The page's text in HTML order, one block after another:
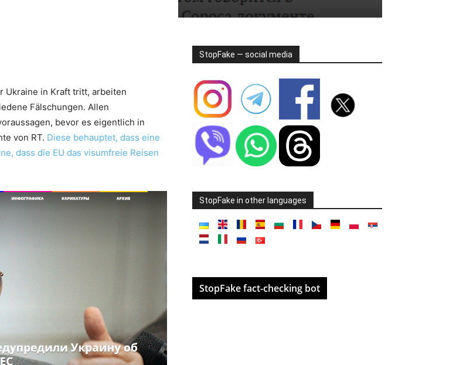
Ukraine in Kraft tritt, arbeiten
Fälschungen. Allen
bevor es eigentlich in
von RT. Diese behauptet, dass eine
dass die EU das visumfreie Reisen
StopFake — social media
StopFake in other languages
StopFake fact-checking bot